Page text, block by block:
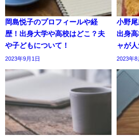
岡島悦子のプロフィールや経
歴！出身大学や高校はどこ？夫
や子どもについて！
2023年9月1日
小野
出身
ャが人
2023年8